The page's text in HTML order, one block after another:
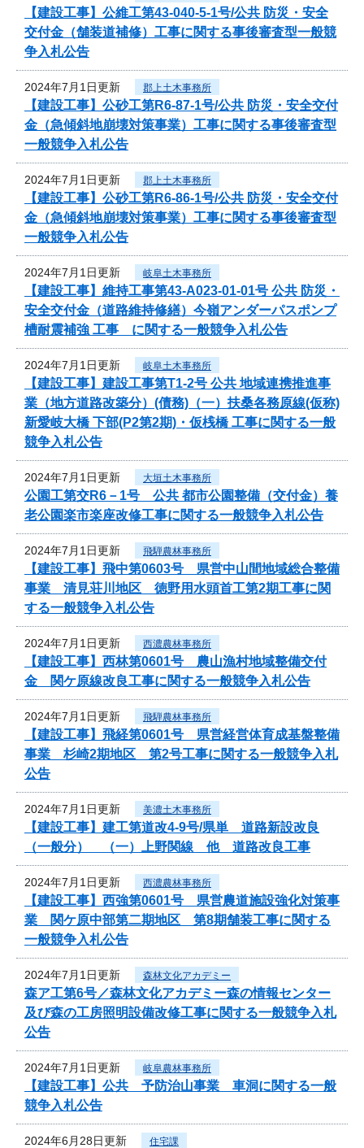
【建設工事】公維工第43-040-5-1号/公共 防災・安全
交付金（舗装道補修）工事に関する事後審査型一般競
争入札公告
2024年7月1日更新 郡上土木事務所
【建設工事】公砂工第R6-87-1号/公共 防災・安全交付
金（急傾斜地崩壊対策事業）工事に関する事後審査型
一般競争入札公告
2024年7月1日更新 郡上土木事務所
【建設工事】公砂工第R6-86-1号/公共 防災・安全交付
金（急傾斜地崩壊対策事業）工事に関する事後審査型
一般競争入札公告
2024年7月1日更新 岐阜土木事務所
【建設工事】維持工事第43-A023-01-01号 公共 防災・
安全交付金（道路維持修繕）今嶺アンダーパスポンプ
槽耐震補強 工事 に関する一般競争入札公告
2024年7月1日更新 岐阜土木事務所
【建設工事】建設工事第T1-2号 公共 地域連携推進事
業（地方道路改築分）(債務)（一）扶桑各務原線(仮称)
新愛岐大橋 下部(P2第2期)・仮桟橋 工事に関する一般
競争入札公告
2024年7月1日更新 大垣土木事務所
公園工第交R6－1号 公共 都市公園整備（交付金）養
老公園楽市楽座改修工事に関する一般競争入札公告
2024年7月1日更新 飛騨農林事務所
【建設工事】飛中第0603号 県営中山間地域総合整備
事業 清見荘川地区 徳野用水頭首工第2期工事に関
する一般競争入札公告
2024年7月1日更新 西濃農林事務所
【建設工事】西林第0601号 農山漁村地域整備交付
金 関ケ原線改良工事に関する一般競争入札公告
2024年7月1日更新 飛騨農林事務所
【建設工事】飛経第0601号 県営経営体育成基盤整備
事業 杉崎2期地区 第2号工事に関する一般競争入札
公告
2024年7月1日更新 美濃土木事務所
【建設工事】建工第道改4-9号/県単 道路新設改良
（一般分） （一）上野関線 他 道路改良工事
2024年7月1日更新 西濃農林事務所
【建設工事】西強第0601号 県営農道施設強化対策事
業 関ケ原中部第二期地区 第8期舗装工事に関する
一般競争入札公告
2024年7月1日更新 森林文化アカデミー
森ア工第6号／森林文化アカデミー森の情報センター
及び森の工房照明設備改修工事に関する一般競争入札
公告
2024年7月1日更新 岐阜農林事務所
【建設工事】公共 予防治山事業 車洞に関する一般
競争入札公告
2024年6月28日更新 住宅課